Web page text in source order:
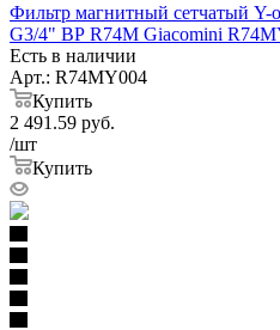
Фильтр магнитный сетчатый Y-
G3/4" ВР R74M Giacomini
Есть в наличии
Арт.: R74MY004
Купить
2 491.59 руб.
/шт
Купить